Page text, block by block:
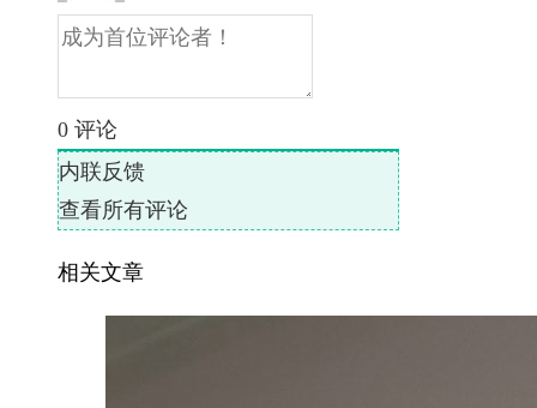
0 评论
内联反馈
查看所有评论
相关文章